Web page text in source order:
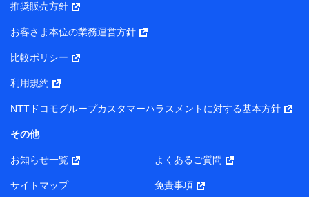
所・代表者名】
り）
株式会社NTTドコモ・フィナンシャルグループ 代表取締役
社長 廣井 孝史
東京都中央区日本橋人形町2-14-10 アーバンネット日本橋
株式会社ドコモ・インシュアランス 代表取締役社長 吉
村 忠義
推奨販売方針
お客さま本位の業務運営方針
比較ポリシー
利用規約
NTTドコモグループカスタマーハラスメントに対する基本方針
その他
お知らせ一覧 よくあるご質問
サイトマップ 免責事項